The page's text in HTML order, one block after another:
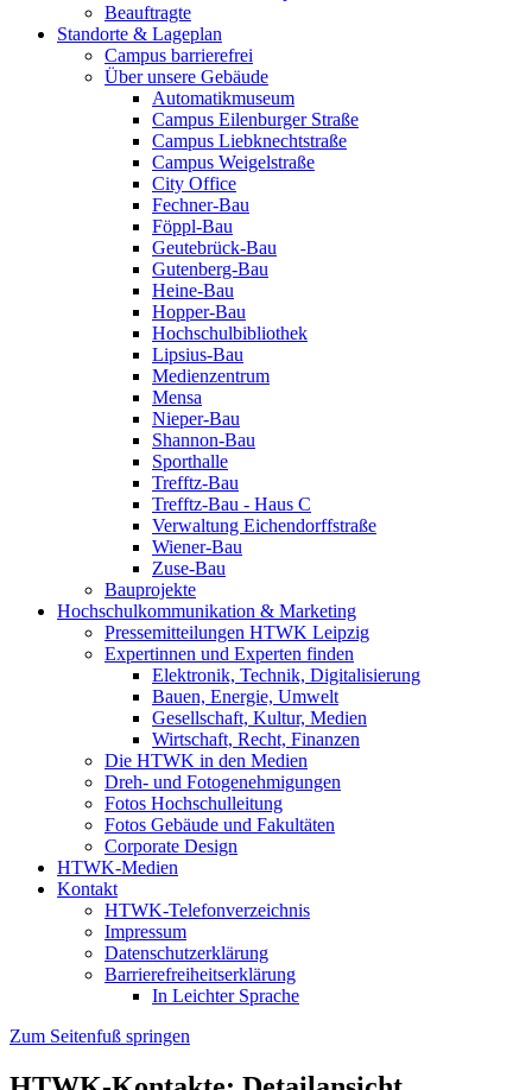
Beauftragte
Standorte & Lageplan
Campus barrierefrei
Über unsere Gebäude
Automatikmuseum
Campus Eilenburger Straße
Campus Liebknechtstraße
Campus Weigelstraße
City Office
Fechner-Bau
Föppl-Bau
Geutebrück-Bau
Gutenberg-Bau
Heine-Bau
Hopper-Bau
Hochschulbibliothek
Lipsius-Bau
Medienzentrum
Mensa
Nieper-Bau
Shannon-Bau
Sporthalle
Trefftz-Bau
Trefftz-Bau - Haus C
Verwaltung Eichendorffstraße
Wiener-Bau
Zuse-Bau
Bauprojekte
Hochschulkommunikation & Marketing
Pressemitteilungen HTWK Leipzig
Expertinnen und Experten finden
Elektronik, Technik, Digitalisierung
Bauen, Energie, Umwelt
Gesellschaft, Kultur, Medien
Wirtschaft, Recht, Finanzen
Die HTWK in den Medien
Dreh- und Fotogenehmigungen
Fotos Hochschulleitung
Fotos Gebäude und Fakultäten
Corporate Design
HTWK-Medien
Kontakt
HTWK-Telefonverzeichnis
Impressum
Datenschutzerklärung
Barrierefreiheitserklärung
In Leichter Sprache
Zum Seitenfuß springen